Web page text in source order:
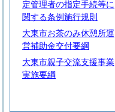
定管理者の指定手続等に
関する条例施行規則
大東市お茶のみ休憩所運
営補助金交付要綱
大東市親子交流支援事業
実施要綱